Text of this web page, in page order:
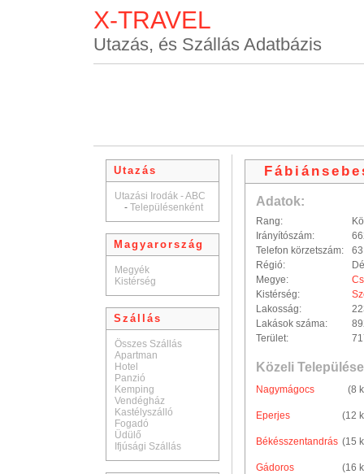
X-TRAVEL
Utazás, és Szállás Adatbázis
Utazás
Utazási Irodák - ABC
- Településenként
Magyarország
Megyék
Kistérség
Szállás
Összes Szállás
Apartman
Hotel
Panzió
Kemping
Vendégház
Kastélyszálló
Fogadó
Üdülő
Ifjúsági Szállás
Adatok:
Rang:
Irányítószám:
Telefon körzetszám:
63
Régió:
Megye:
Kistérség:
Lakosság:
Lakások száma:
Terület:
Közeli
Nagymágocs (8
Eperjes (12
Békésszentandrás (15
Gádoros (16